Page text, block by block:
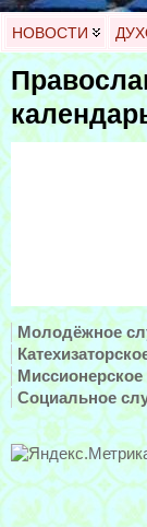
НОВОСТИ
Молодёжное
Социальное